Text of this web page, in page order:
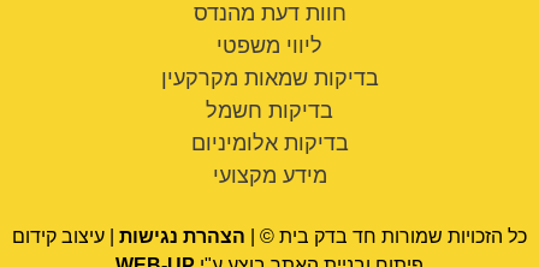
חוות דעת מהנדס
ליווי משפטי
בדיקות שמאות מקרקעין
בדיקות חשמל
בדיקות אלומיניום
מידע מקצועי
כל הזכויות שמורות חד בדק בית © | הצהרת נגישות | עיצוב קידום